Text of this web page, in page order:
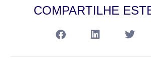
COMPARTILHE